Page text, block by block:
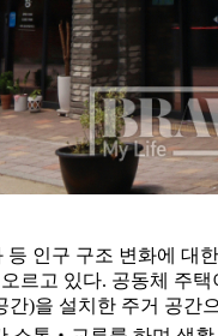
등 인구 구조 변화에 대
오르고 있다. 공동체 주
간)을 설치한 주거 공간